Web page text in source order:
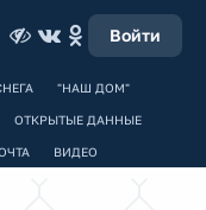
Войти
"НАШ ДОМ"
ОТКРЫТЫЕ ДАННЫЕ
ВИДЕО